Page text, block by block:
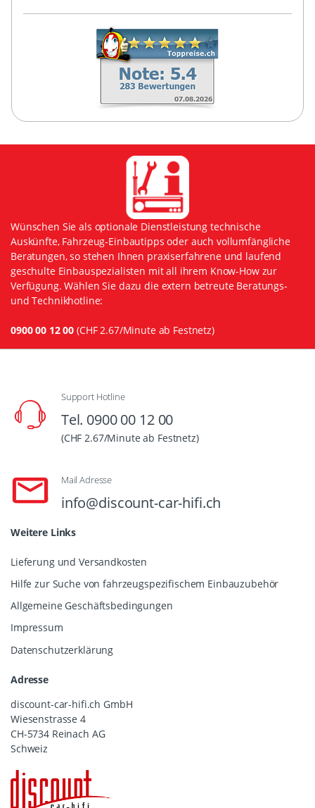
Wünschen Sie als optionale Dienstleistung technische
Auskünfte, Fahrzeug-Einbautipps oder auch vollumfängliche
Beratungen, so stehen Ihnen praxiserfahrene und laufend
geschulte Einbauspezialisten mit all ihrem Know-How zur
Verfügung. Wählen Sie dazu die extern betreute Beratungs-
und Technikhotline:
0900 00 12 00 (CHF 2.67/Minute ab Festnetz)
Support Hotline
Tel. 0900 00 12 00
(CHF 2.67/Minute ab Festnetz)
Mail Adresse
info@discount-car-hifi.ch
Weitere Links
Lieferung und Versandkosten
Hilfe zur Suche von fahrzeugspezifischem Einbauzubehör
Allgemeine Geschäftsbedingungen
Impressum
Datenschutzerklärung
Adresse
discount-car-hifi.ch GmbH
Wiesenstrasse 4
CH-5734 Reinach AG
Schweiz